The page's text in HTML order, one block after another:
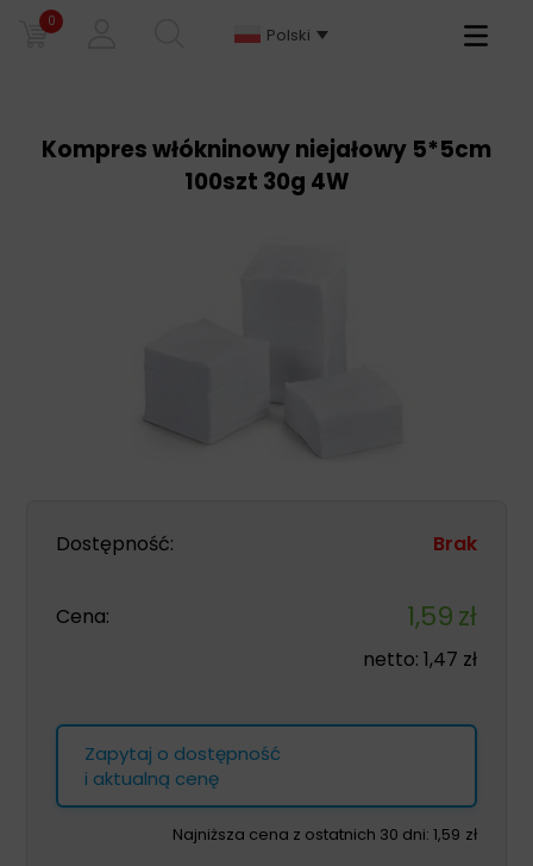
0
Polski
Primary
Kompres włókninowy niejałowy 5*5cm
100szt 30g 4W
Dostępność: Brak
Cena: 1,59zł
netto: 1,47 zł
Zapytaj o dostępność
i aktualną cenę
Najniższa cena z ostatnich 30 dni: 1,59 zł